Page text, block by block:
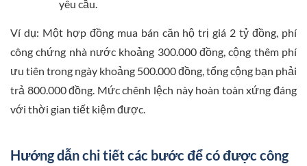
yêu cầu.
Ví dụ: Một hợp đồng mua bán căn hộ trị giá 2 tỷ đồng, phí
công chứng nhà nước khoảng 300.000 đồng, cộng thêm phí
ưu tiên trong ngày khoảng 500.000 đồng, tổng cộng bạn phải
trả 800.000 đồng. Mức chênh lệch này hoàn toàn xứng đáng
với thời gian tiết kiệm được.
Hướng dẫn chi tiết các bước để có được công